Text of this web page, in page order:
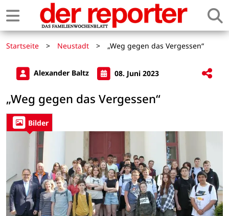
Startseite > Neustadt > „Weg gegen das Vergessen“
Alexander Baltz 08. Juni 2023
„Weg gegen das Vergessen“
Bilder